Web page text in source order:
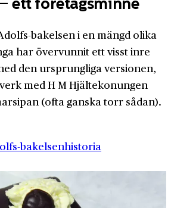
ett företagsminne
bakelsen i en mängd olika
har övervunnit ett visst inre
den ursprungliga versionen,
med H M Hjältekonungen
(ofta ganska torr sådan).
bakelsenhistoria